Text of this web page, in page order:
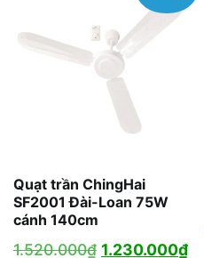
Quạt trần ChingHai
SF2001 Đài-Loan 75W
cánh 140cm
1.520.000₫ Giá
1.230.000₫Giá